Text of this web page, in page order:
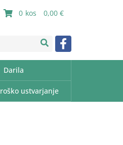
0 0,00
Darila
ustvarjanje